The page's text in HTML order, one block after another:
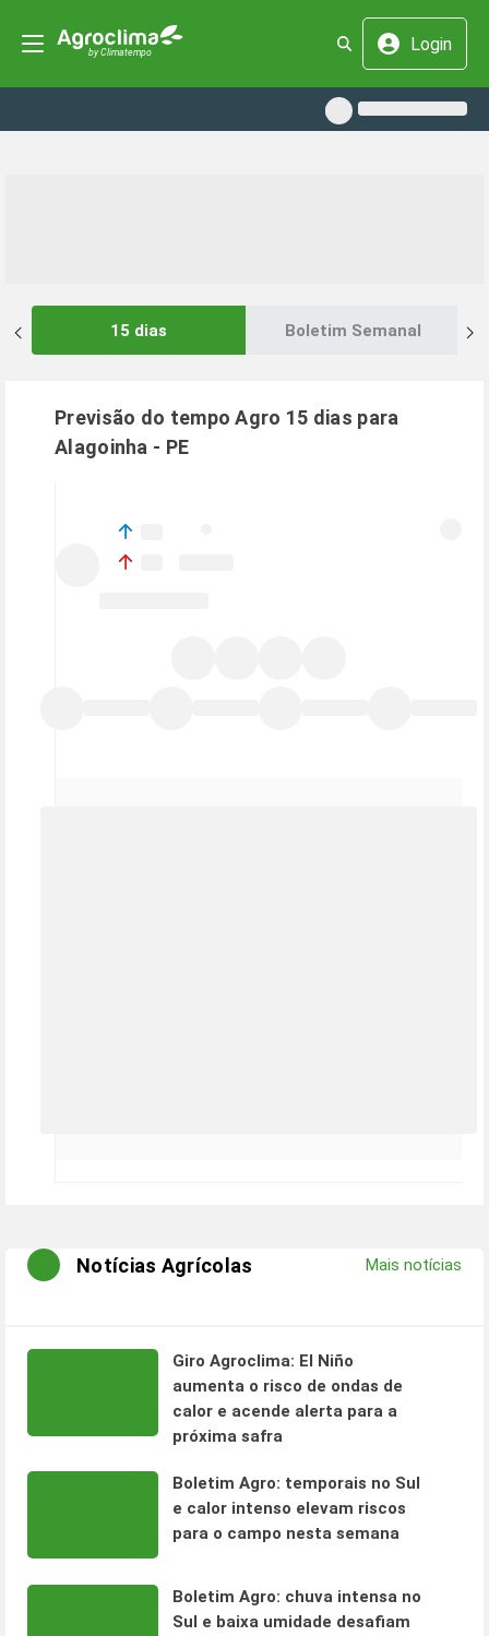
Login
15 dias Boletim Semanal
Previsão do tempo Agro 15 dias para
Alagoinha - PE
Notícias Agrícolas Mais notícias
Giro Agroclima: El Niño
aumenta o risco de ondas de
calor e acende alerta para a
próxima safra
Boletim Agro: temporais no Sul
e calor intenso elevam riscos
para o campo nesta semana
Boletim Agro: chuva intensa no
Sul e baixa umidade desafiam